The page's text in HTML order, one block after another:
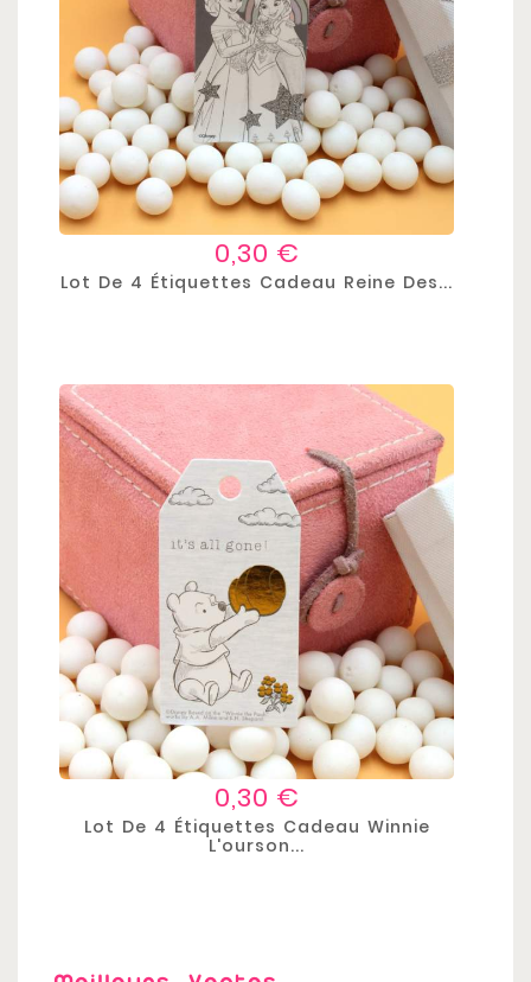
Prix
0,30 €
Lot De 4 Étiquettes Cadeau Reine Des...
Prix
0,30 €
Lot De 4 Étiquettes Cadeau Winnie
L'ourson...